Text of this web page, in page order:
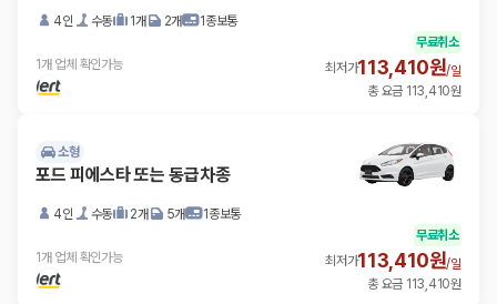
4인 수동 1개 2개 1종보통
1개 업체 확인가능
무료취소
최저가113,410원/일
총 요금 113,410원
소형
포드 피에스타 또는 동급차종
4인 수동 2개 5개 1종보통
1개 업체 확인가능
무료취소
최저가113,410원/일
총 요금 113,410원